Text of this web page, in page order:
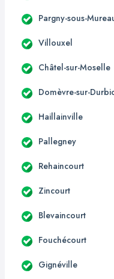
Pargny-sous-
Villouxel
Châtel-sur-Moselle
Domèvre-sur-
Haillainville
Pallegney
Rehaincourt
Zincourt
Blevaincourt
Fouchécourt
Gignéville